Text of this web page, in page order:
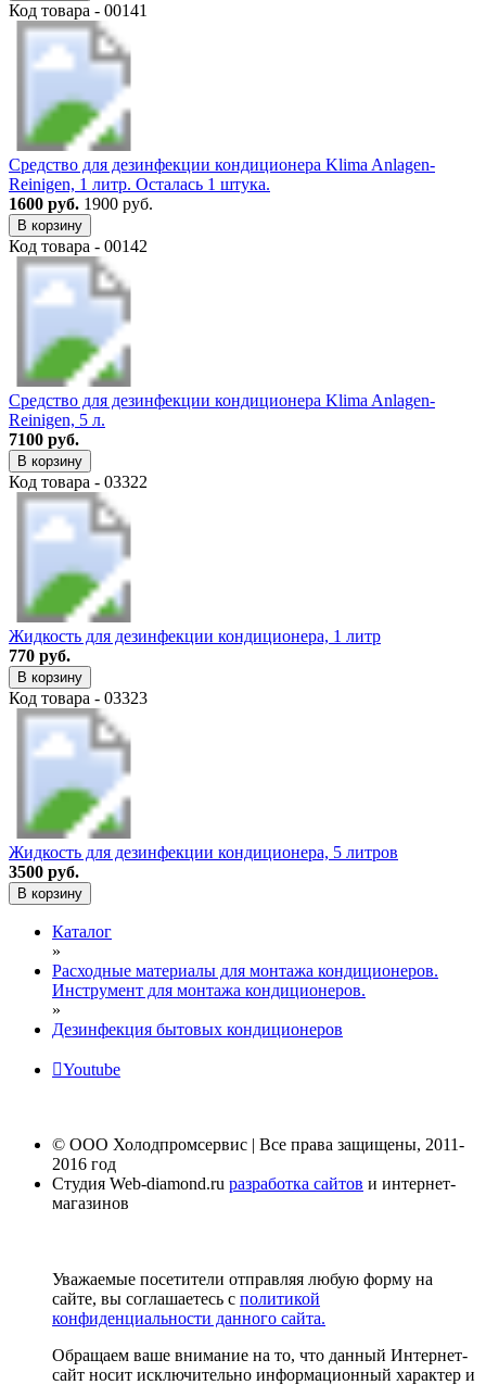
Код товара - 00141
Средство для дезинфекции кондиционера Klima Anlagen-
Reinigen, 1 литр. Осталась 1 штука.
1600 руб. 1900 руб.
В корзину
Код товара - 00142
Средство для дезинфекции кондиционера Klima Anlagen-
Reinigen, 5 л.
7100 руб.
В корзину
Код товара - 03322
Жидкость для дезинфекции кондиционера, 1 литр
770 руб.
В корзину
Код товара - 03323
Жидкость для дезинфекции кондиционера, 5 литров
3500 руб.
В корзину
Каталог
»
Расходные материалы для монтажа кондиционеров.
Инструмент для монтажа кондиционеров.
»
Дезинфекция бытовых кондиционеров
Youtube
© ООО Холодпромсервис | Все права защищены, 2011-
2016 год
Студия Web-diamond.ru разработка сайтов и интернет-
магазинов
Уважаемые посетители отправляя любую форму на
сайте, вы соглашаетесь с политикой
конфиденциальности данного сайта.
Обращаем ваше внимание на то, что данный Интернет-
сайт носит исключительно информационный характер и